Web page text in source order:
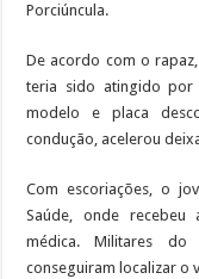
Porciúncula.
De acordo com o
teria sido atingido
modelo e placa
condução, acelerou
Com escoriações, o
Saúde, onde recebeu
médica. Militares do
conseguiram localizar o